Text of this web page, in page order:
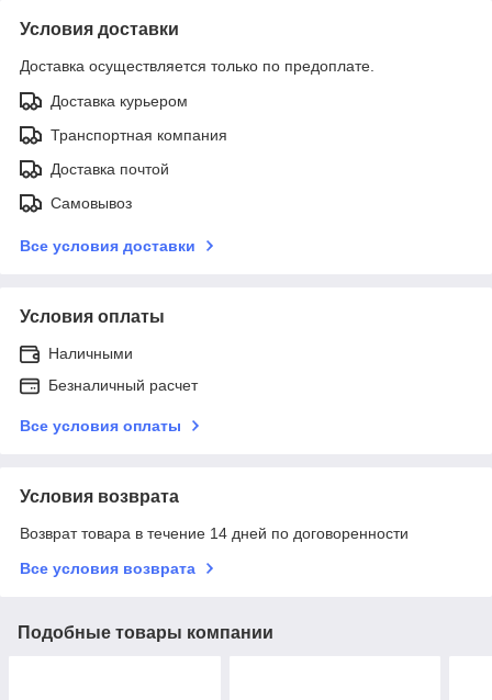
Условия доставки
Доставка осуществляется только по предоплате.
Доставка курьером
Транспортная компания
Доставка почтой
Самовывоз
Все условия доставки
Условия оплаты
Наличными
Безналичный расчет
Все условия оплаты
Условия возврата
Возврат товара в течение 14 дней по договоренности
Все условия возврата
Подобные товары компании